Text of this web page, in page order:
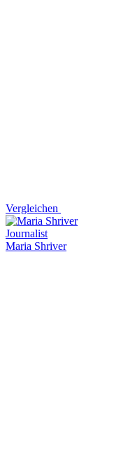
Vergleichen
Journalist
Maria Shriver